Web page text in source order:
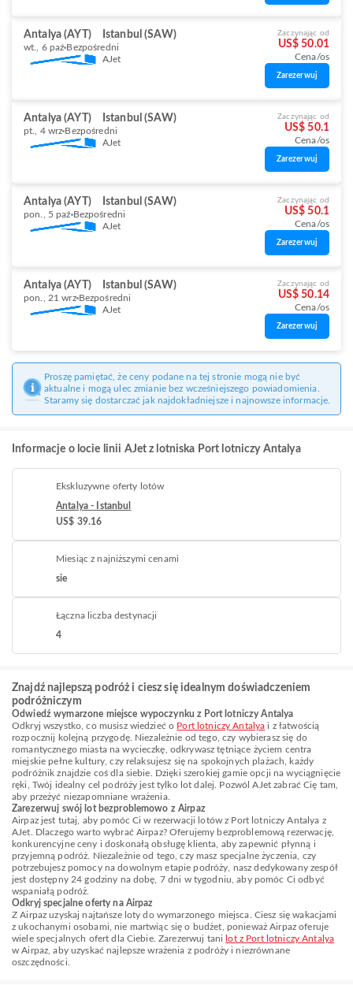
Antalya (AYT) Istanbul (SAW)
wt., 6 paź Bezpośredni
AJet
Zaczynając od
US$ 50.01
Cena/os
Zarezerwuj
Antalya (AYT) Istanbul (SAW)
pt., 4 wrz Bezpośredni
AJet
Zaczynając od
US$ 50.1
Cena/os
Zarezerwuj
Antalya (AYT) Istanbul (SAW)
pon., 5 paź Bezpośredni
AJet
Zaczynając od
US$ 50.1
Cena/os
Zarezerwuj
Antalya (AYT) Istanbul (SAW)
pon., 21 wrz Bezpośredni
AJet
Zaczynając od
US$ 50.14
Cena/os
Zarezerwuj
Proszę pamiętać, że ceny podane na tej stronie mogą nie być
aktualne i mogą ulec zmianie bez wcześniejszego powiadomienia.
Staramy się dostarczać jak najdokładniejsze i najnowsze informacje.
Informacje o locie linii AJet z lotniska Port lotniczy Antalya
Ekskluzywne oferty lotów
Antalya - Istanbul
US$ 39.16
Miesiąc z najniższymi cenami
sie
Łączna liczba destynacji
4
Znajdź najlepszą podróż i ciesz się idealnym doświadczeniem
podróżniczym
Odwiedź wymarzone miejsce wypoczynku z Port lotniczy Antalya
Odkryj wszystko, co musisz wiedzieć o Port lotniczy Antalya i z łatwością
rozpocznij kolejną przygodę. Niezależnie od tego, czy wybierasz się do
romantycznego miasta na wycieczkę, odkrywasz tętniące życiem centra
miejskie pełne kultury, czy relaksujesz się na spokojnych plażach, każdy
podróżnik znajdzie coś dla siebie. Dzięki szerokiej gamie opcji na wyciągnięcie
ręki, Twój idealny cel podróży jest tylko lot dalej. Pozwól AJet zabrać Cię tam,
aby przeżyć niezapomniane wrażenia.
Zarezerwuj swój lot bezproblemowo z Airpaz
Airpaz jest tutaj, aby pomóc Ci w rezerwacji lotów z Port lotniczy Antalya z
AJet. Dlaczego warto wybrać Airpaz? Oferujemy bezproblemową rezerwację,
konkurencyjne ceny i doskonałą obsługę klienta, aby zapewnić płynną i
przyjemną podróż. Niezależnie od tego, czy masz specjalne życzenia, czy
potrzebujesz pomocy na dowolnym etapie podróży, nasz dedykowany zespół
jest dostępny 24 godziny na dobę, 7 dni w tygodniu, aby pomóc Ci odbyć
wspaniałą podróż.
Odkryj specjalne oferty na Airpaz
Z Airpaz uzyskaj najtańsze loty do wymarzonego miejsca. Ciesz się wakacjami
z ukochanymi osobami, nie martwiąc się o budżet, ponieważ Airpaz oferuje
wiele specjalnych ofert dla Ciebie. Zarezerwuj tani lot z Port lotniczy Antalya
w Airpaz, aby uzyskać najlepsze wrażenia z podróży i niezrównane
oszczędności.